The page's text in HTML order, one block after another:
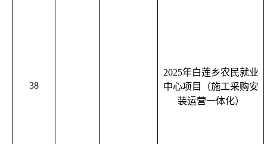
38
2025年白莲乡农民就业
中心项目（施工采购安
装运营一体化）